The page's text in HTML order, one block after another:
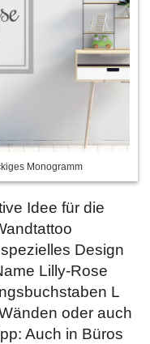
Monogramm
Idee für die
Design
Lilly-Rose
L
oder auch
Auch in Büros